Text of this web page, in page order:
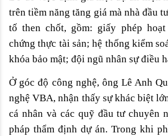
trên tiềm năng tăng giá mà nhà đầu
tố then chốt, gồm: giấy phép
chứng thực tài sản; hệ thống kiểm
khóa bảo mật; đội ngũ nhân sự điều
Ở góc độ công nghệ, ông Lê Anh
nghệ VBA, nhận thấy sự khác biệt
cá nhân và các quỹ đầu tư chuyên
pháp thẩm định dự án. Trong khi